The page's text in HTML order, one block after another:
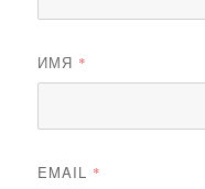
ИМЯ *
EMAIL *